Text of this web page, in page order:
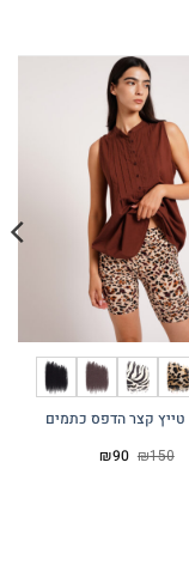
₪150 המחיר
₪90 המחיר